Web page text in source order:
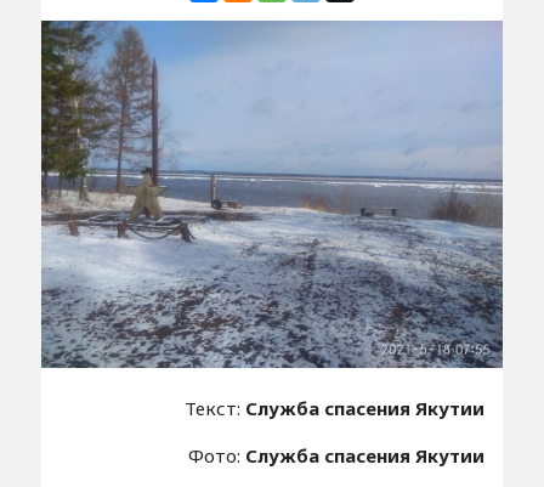
Текст: Служба спасения Якутии
Фото: Служба спасения Якутии